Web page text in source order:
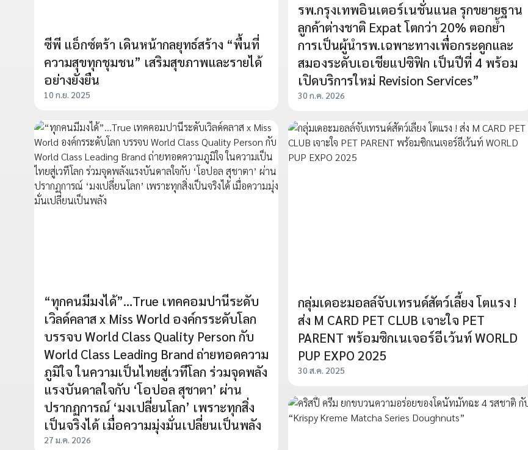
ซีพี แอ็กซ์ตร้า เดินหน้ากลยุทธ์สร้าง “พื้นที่
ความสุขทุกชุมชน” เสริมสุขภาพและรายได้
อย่างยั่งยืน
10 ก.ย. 2025
รพ.กรุงเทพอินเตอร์เนชั่นแนล รุกขยายฐาน
ลูกค้าต่างชาติ Expat โตกว่า 20% ตอกย้ำ
การเป็นผู้นำรพ.เฉพาะทางเพื่อกระดูกและ
สมองระดับเอเชียแปซิฟิก เป็นปีที่ 4 พร้อม
เปิดบริการใหม่ Revision Services”
30 ก.ค. 2026
“ทุกคนมีมงได้”…True เทคคอมปานีระดับ
เวิลด์คลาส x Miss World องค์กรระดับโลก
บรรจบ World Class Quality Person กับ
World Class Leading Brand ถ่ายทอดความ
ภูมิใจ ในความเป็นไทยสู่เวทีโลก ร่วมจุดพลัง
แรงบันดาลใจกับ ‘โอปอล สุชาตา’ ผ่าน
ปรากฏการณ์ ‘มงเปลี่ยนโลก’ เพราะทุกสิ่ง
เป็นจริงได้ เมื่อความมุ่งมั่นเปลี่ยนเป็นพลัง
27 ม.ค. 2026
กลุ่มเดอะมอลล์จับเทรนด์สัตว์เลี้ยง โตแรง !
ส่ง M CARD PET CLUB เจาะใจ PET
PARENT พร้อมซิกเนเจอร์อีเว้นท์ WORLD
PUP EXPO 2025
30 ส.ค. 2025